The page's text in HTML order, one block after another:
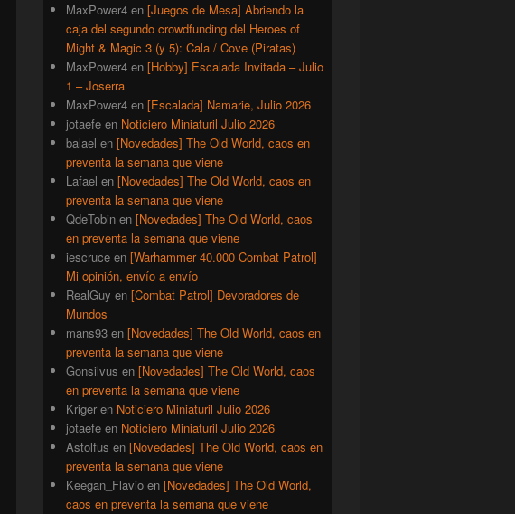
MaxPower4 en [Juegos de Mesa] Abriendo la
caja del segundo crowdfunding del Heroes of
Might & Magic 3 (y 5): Cala / Cove (Piratas)
MaxPower4 en [Hobby] Escalada Invitada – Julio
1 – Joserra
MaxPower4 en [Escalada] Namarie, Julio 2026
jotaefe en Noticiero Miniaturil Julio 2026
balael en [Novedades] The Old World, caos en
preventa la semana que viene
Lafael en [Novedades] The Old World, caos en
preventa la semana que viene
QdeTobin en [Novedades] The Old World, caos
en preventa la semana que viene
iescruce en [Warhammer 40.000 Combat Patrol]
Mi opinión, envío a envío
RealGuy en [Combat Patrol] Devoradores de
Mundos
mans93 en [Novedades] The Old World, caos en
preventa la semana que viene
Gonsilvus en [Novedades] The Old World, caos
en preventa la semana que viene
Kriger en Noticiero Miniaturil Julio 2026
jotaefe en Noticiero Miniaturil Julio 2026
Astolfus en [Novedades] The Old World, caos en
preventa la semana que viene
Keegan_Flavio en [Novedades] The Old World,
caos en preventa la semana que viene